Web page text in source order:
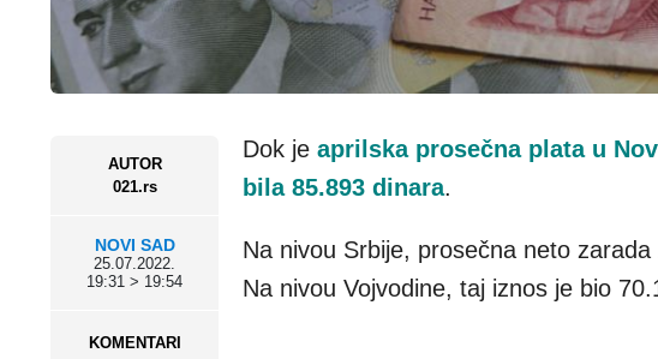
AUTOR
021.rs
NOVI SAD
25.07.2022.
19:31 > 19:54
KOMENTARI
Dok je aprilska prosečna plata u
bila 85.893 dinara.
Na nivou Srbije, prosečna neto
Na nivou Vojvodine, taj iznos je bio